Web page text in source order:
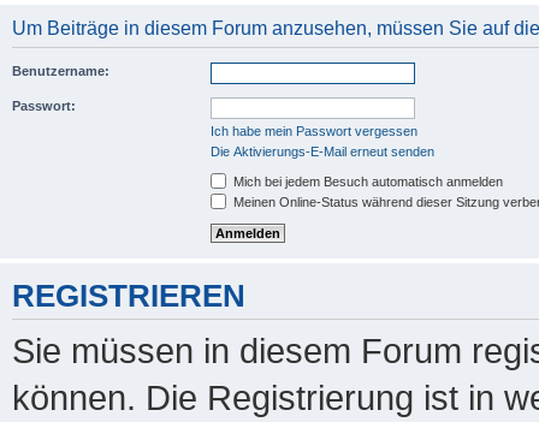
Um Beiträge in diesem Forum anzusehen, müssen Sie auf
Benutzername:
Passwort:
Ich habe mein Passwort vergessen
Die Aktivierungs-E-Mail erneut senden
Mich bei jedem Besuch automatisch anmelden
Meinen Online-Status während dieser Sitzung
REGISTRIEREN
Sie müssen in diesem Forum
können. Die Registrierung ist in